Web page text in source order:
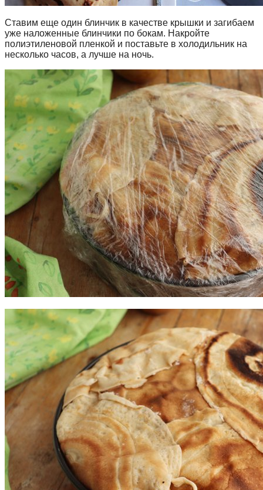
Ставим еще один блинчик в качестве крышки и загибаем
уже наложенные блинчики по бокам. Накройте
полиэтиленовой пленкой и поставьте в холодильник на
несколько часов, а лучше на ночь.